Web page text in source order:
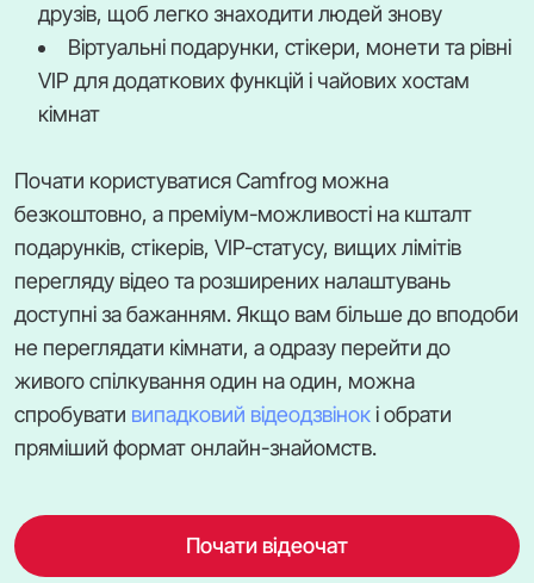
друзів, щоб легко знаходити людей знову
Віртуальні подарунки, стікери, монети та рівні
VIP для додаткових функцій і чайових хостам
кімнат
Почати користуватися Camfrog можна
безкоштовно, а преміум-можливості на кшталт
подарунків, стікерів, VIP-статусу, вищих лімітів
перегляду відео та розширених налаштувань
доступні за бажанням. Якщо вам більше до вподоби
не переглядати кімнати, а одразу перейти до
живого спілкування один на один, можна
спробувати випадковий відеодзвінокі обрати
пряміший формат онлайн-знайомств.
Почати відеочат